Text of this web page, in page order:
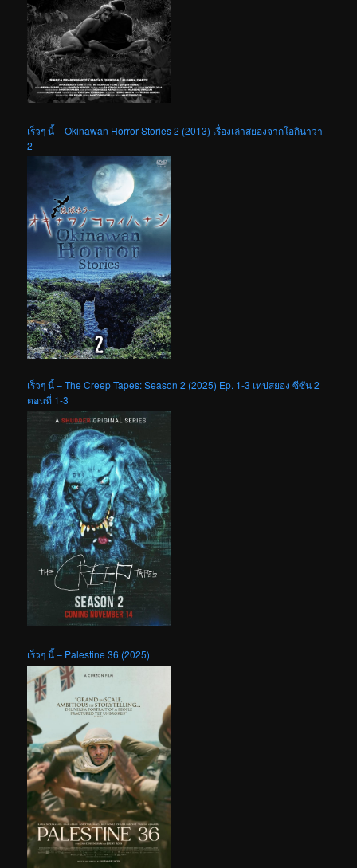
เร็วๆ นี้ – Okinawan Horror Stories 2 (2013) เรื่องเล่าสยองจากโอกินาว่า
2
เร็วๆ นี้ – The Creep Tapes: Season 2 (2025) Ep. 1-3 เทปสยอง ซีซัน 2
ตอนที่ 1-3
เร็วๆ นี้ – Palestine 36 (2025)